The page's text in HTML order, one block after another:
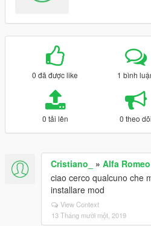
0 đã được like 1 bình
0 tải lên 0 theo dõi
Cristiano_ » Alfa
ciao cerco qualcuno che
installare mod
View Context
13 Tháng mười một, 2019